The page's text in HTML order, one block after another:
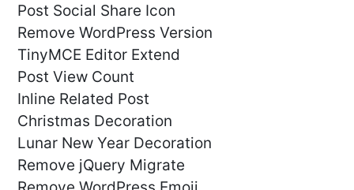
Post Social Share Icon
Remove WordPress Version
TinyMCE Editor Extend
Post View Count
Inline Related Post
Christmas Decoration
Lunar New Year Decoration
Remove jQuery Migrate